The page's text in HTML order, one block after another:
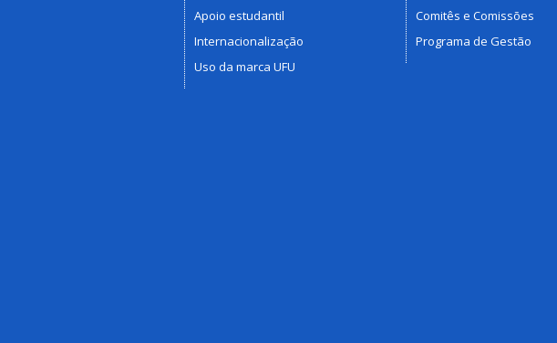
Apoio estudantil
Internacionalização
Uso da marca UFU
Comitês e Comissões
Programa de Gestão